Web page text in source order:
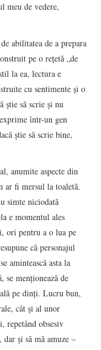
meu de vedere,
abilitatea de a prepara
pe o reţetă „de
la ea, lectura e
cu sentimente şi o
ştie să scrie şi nu
într-un gen
ştie să scrie bine,
anumite aspecte din
ar fi mersul la toaletă.
simte niciodată
e momentul ales
ori pentru a o lua pe
că personajul
amintească asta la
se menţionează de
pe dinţi. Lucru bun,
cât şi al unor
repetând obsesiv
şi să mă amuze –